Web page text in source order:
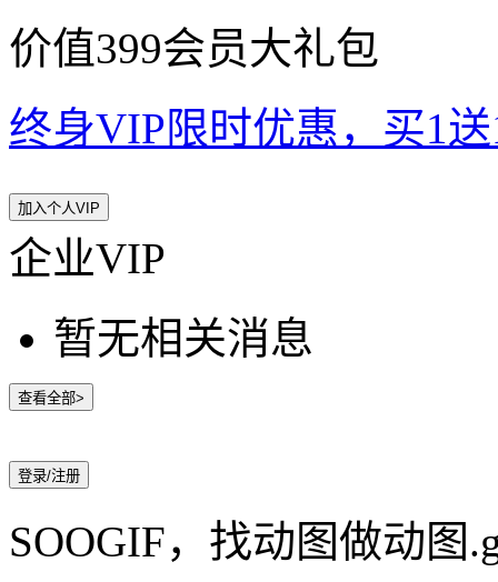
价值399会员大礼包
终身VIP限时优惠，买1
加入个人VIP
企业VIP
暂无相关消息
查看全部>
登录/注册
SOOGIF，找动图做动图